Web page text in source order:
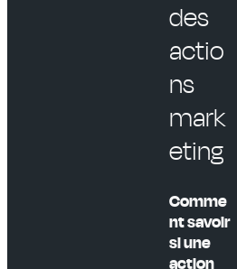
des
actio
ns
mark
eting
Comme
nt savoir
si une
action